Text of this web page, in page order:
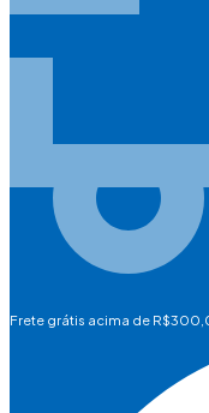
Frete grátis acima de